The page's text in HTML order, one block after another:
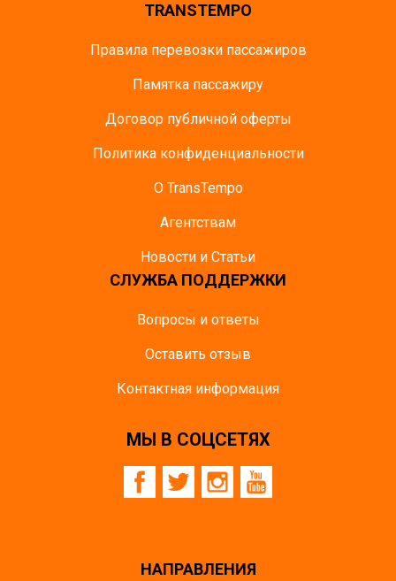
TRANSTEMPO
Правила перевозки пассажиров
Памятка пасcажиру
Договор публичной оферты
Политика конфиденциальности
О TransTempo
Агентствам
Новости и Статьи
СЛУЖБА ПОДДЕРЖКИ
Вопросы и ответы
Оставить отзыв
Контактная информация
МЫ В СОЦСЕТЯХ
НАПРАВЛЕНИЯ